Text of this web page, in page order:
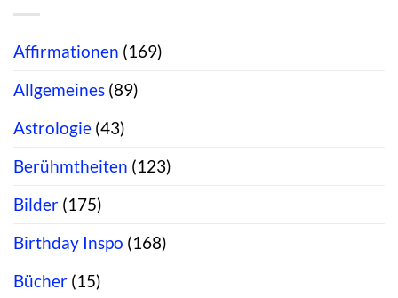
Affirmationen (169)
Allgemeines (89)
Astrologie (43)
Berühmtheiten (123)
Bilder (175)
Birthday Inspo (168)
Bücher (15)